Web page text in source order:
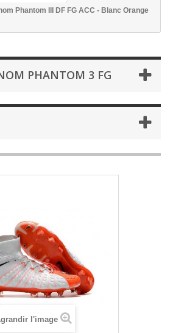
Phantom III DF FG ACC - Blanc Orange
PHANTOM 3 FG
l'image